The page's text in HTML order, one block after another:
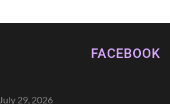
July 29, 2026
FACEBOOK